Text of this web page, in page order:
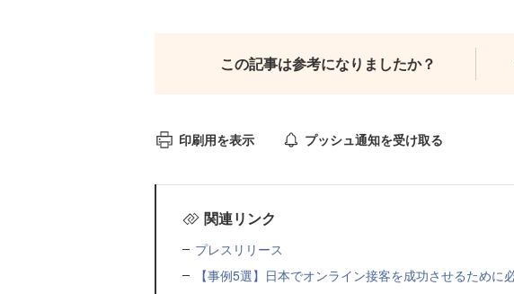
この記事は参考になりましたか？
印刷用を表示 プッシュ通知を受け取る
関連リンク
プレスリリース
【事例5選】日本でオンライン接客を成功させるために